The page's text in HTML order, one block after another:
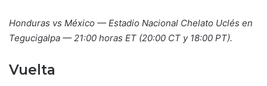
Honduras vs México — Estadio Nacional Chelato Uclés en
Tegucigalpa — 21:00 horas ET (20:00 CT y 18:00 PT).
Vuelta